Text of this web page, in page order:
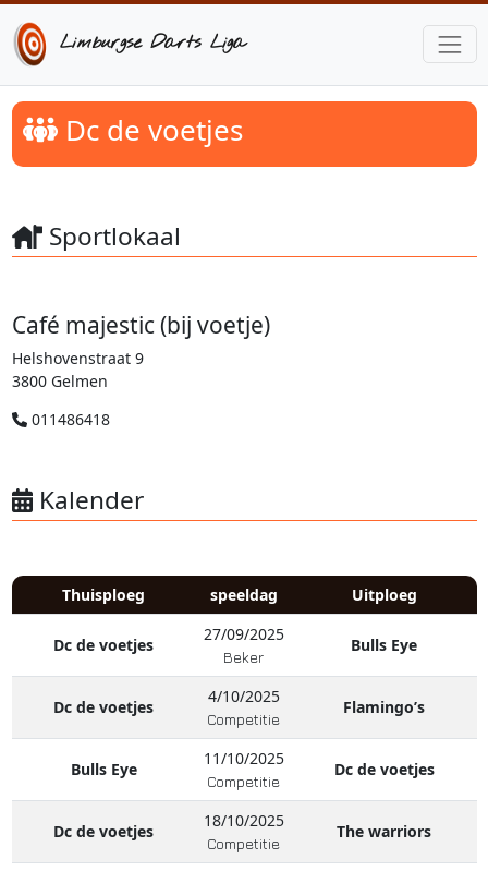
Limburgse Darts Liga
Dc de voetjes
Sportlokaal
Café majestic (bij voetje)
Helshovenstraat 9
3800 Gelmen
011486418
Kalender
Thuisploeg speeldag Uitploeg
Dc de voetjes
27/09/2025
Beker
Bulls Eye
Dc de voetjes
4/10/2025
Competitie
Flamingo’s
Bulls Eye
11/10/2025
Competitie
Dc de voetjes
Dc de voetjes
18/10/2025
Competitie
The warriors